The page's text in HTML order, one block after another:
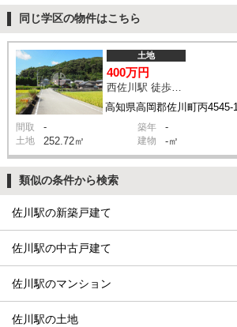
同じ学区の物件はこちら
高知県高岡郡佐川町丙4545-1
土地
400万円
間取 - 築年 -
土地 252.72㎡ 建物 -㎡
類似の条件から検索
佐川駅の新築戸建て
佐川駅の中古戸建て
佐川駅のマンション
佐川駅の土地